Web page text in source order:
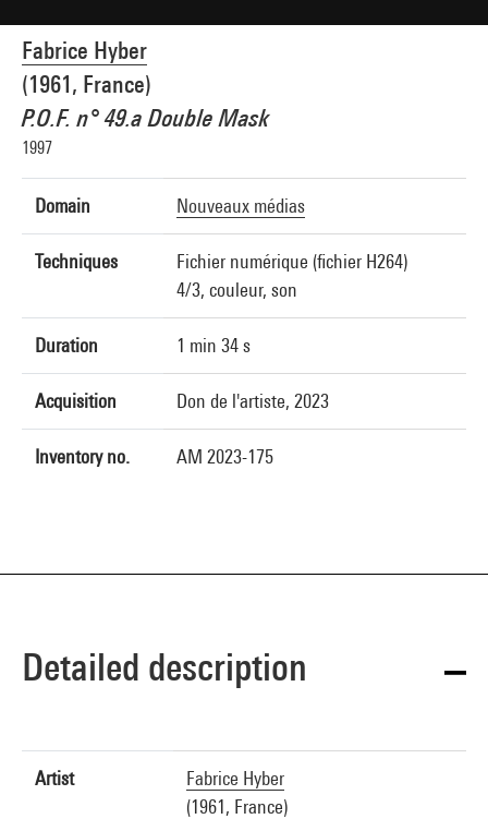
Fabrice Hyber
(1961, France)
P.O.F. n° 49.a Double Mask
1997
Domain Nouveaux médias
Techniques
Fichier numérique (fichier H264)
4/3, couleur, son
Duration 1 min 34 s
Acquisition Don de l'artiste, 2023
Inventory no. AM 2023-175
Detailed description
Artist
Fabrice Hyber
(1961, France)